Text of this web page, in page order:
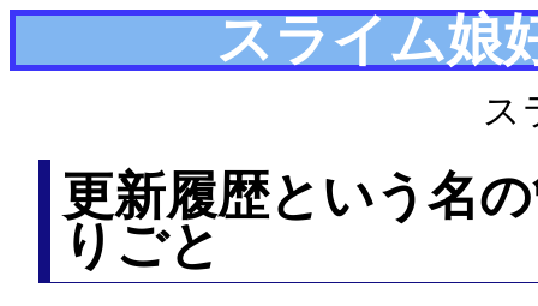
スライム娘
ス
更新履歴という名
りごと